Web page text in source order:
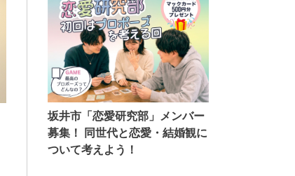
坂井市「恋愛研究部」メンバー
募集！ 同世代と恋愛・結婚観に
ついて考えよう！